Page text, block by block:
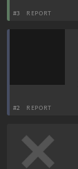
#3 REPORT
#2 REPORT